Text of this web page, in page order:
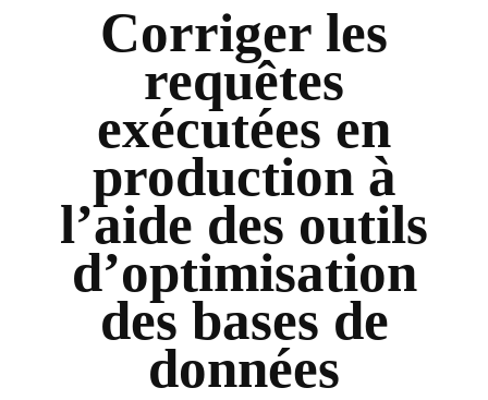
Corriger les
requêtes
exécutées en
production à
l’aide des outils
d’optimisation
des bases de
données